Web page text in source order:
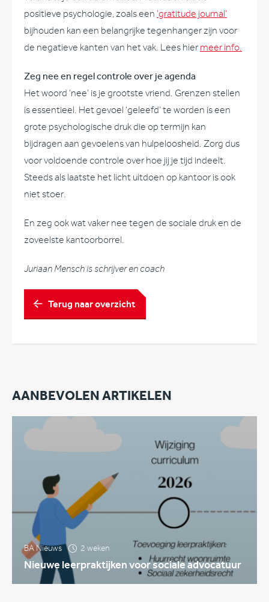
positieve psychologie, zoals een ‘gratitude journal’
bijhouden kan een belangrijke tegenhanger zijn voor
de negatieve kanten van het vak. Lees hier meer info.
Zeg nee en regel controle over je agenda
Het woord ‘nee’ is je grootste vriend. Grenzen stellen
is essentieel. Het gevoel ‘geleefd’ te worden is een
grote psychologische druk die op termijn kan
bijdragen aan gevoelens van hulpeloosheid. Zorg dus
voor voldoende controle over hoe jij je tijd indeelt.
Steeds als laatste het licht uitdoen op kantoor is ook
niet stoer.
En zeg ook wat vaker nee tegen de sociale druk en de
zoveelste kantoorborrel.
Juriaan Mensch is schrijver en coach
Terug naar overzicht
AANBEVOLEN ARTIKELEN
BA Nieuws 2 weken
Nieuwe leerpraktijken voor sociale advocatuur